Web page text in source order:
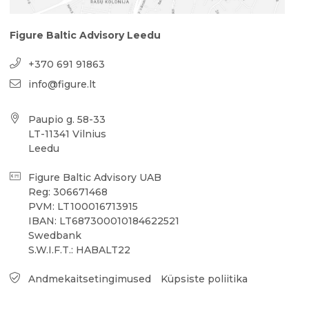
Figure Baltic Advisory Leedu
+370 691 91863
info@figure.lt
Paupio g. 58-33
LT-11341 Vilnius
Leedu
Figure Baltic Advisory UAB
Reg: 306671468
PVM: LT100016713915
IBAN: LT687300010184622521
Swedbank
S.W.I.F.T.: HABALT22
Andmekaitsetingimused Küpsiste poliitika